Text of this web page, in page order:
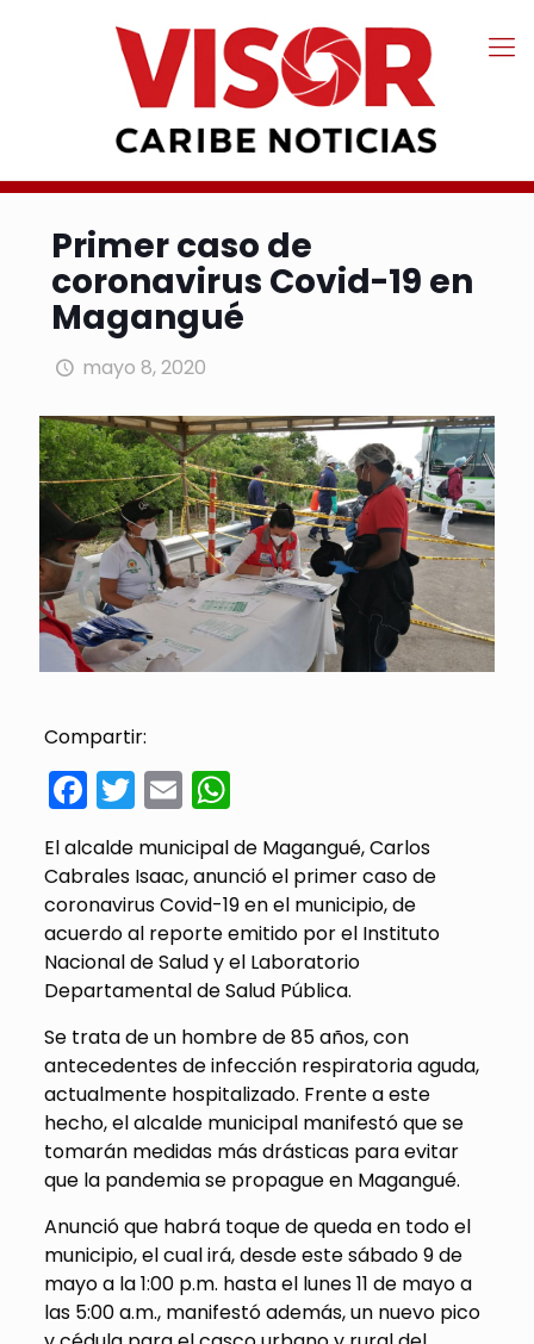
Primer caso de
coronavirus Covid-19 en
Magangué
mayo 8, 2020
Compartir:
Facebook
Twitter
EmailWhatsApp
El alcalde municipal de Magangué, Carlos
Cabrales Isaac, anunció el primer caso de
coronavirus Covid-19 en el municipio, de
acuerdo al reporte emitido por el Instituto
Nacional de Salud y el Laboratorio
Departamental de Salud Pública.
Se trata de un hombre de 85 años, con
antecedentes de infección respiratoria aguda,
actualmente hospitalizado. Frente a este
hecho, el alcalde municipal manifestó que se
tomarán medidas más drásticas para evitar
que la pandemia se propague en Magangué.
Anunció que habrá toque de queda en todo el
municipio, el cual irá, desde este sábado 9 de
mayo a la 1:00 p.m. hasta el lunes 11 de mayo a
las 5:00 a.m., manifestó además, un nuevo pico